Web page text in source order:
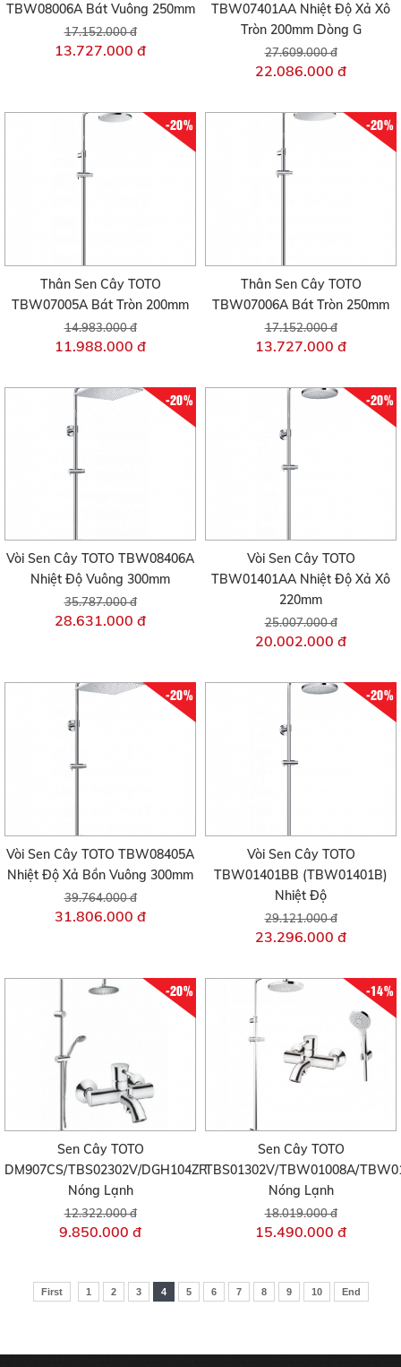
TBW08006A Bát Vuông 250mm
17.152.000 đ
13.727.000 đ
TBW07401AA Nhiệt Độ Xả Xô
Tròn 200mm Dòng G
27.609.000 đ
22.086.000 đ
-20%
Thân Sen Cây TOTO
TBW07005A Bát Tròn 200mm
14.983.000 đ
11.988.000 đ
-20%
Thân Sen Cây TOTO
TBW07006A Bát Tròn 250mm
17.152.000 đ
13.727.000 đ
-20%
Vòi Sen Cây TOTO TBW08406A
Nhiệt Độ Vuông 300mm
35.787.000 đ
28.631.000 đ
-20%
Vòi Sen Cây TOTO
TBW01401AA Nhiệt Độ Xả Xô
220mm
25.007.000 đ
20.002.000 đ
-20%
Vòi Sen Cây TOTO TBW08405A
Nhiệt Độ Xả Bồn Vuông 300mm
39.764.000 đ
31.806.000 đ
-20%
Vòi Sen Cây TOTO
TBW01401BB (TBW01401B)
Nhiệt Độ
29.121.000 đ
23.296.000 đ
-20%
Sen Cây TOTO
DM907CS/TBS02302V/DGH104ZR
Nóng Lạnh
12.322.000 đ
9.850.000 đ
-14%
Sen Cây TOTO
TBS01302V/TBW01008A/
Nóng Lạnh
18.019.000 đ
15.490.000 đ
First 1 2 3 4 5 6 7 8 9 10 End